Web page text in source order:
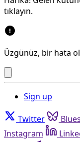
tıklayın.
Üzgünüz, bir hata
Sign up
Twitter
Instagram